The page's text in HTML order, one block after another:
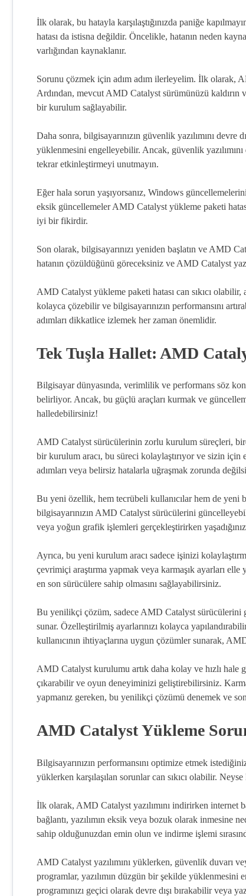
İlk olarak, bu hatayla karşılaştığınızda paniğe
hatası da istisna değildir. Öncelikle, hatanın neden
varlığından kaynaklanır.
Sorunu çözmek için adım adım ilerleyelim. İlk olarak,
Ardından, mevcut AMD Catalyst sürümünüzü kaldırın
bir kurulum sağlayabilir.
Daha sonra, bilgisayarınızın güvenlik yazılımını devre
yüklenmesini engelleyebilir. Ancak, güvenlik yazılımını
tekrar etkinleştirmeyi unutmayın.
Eğer hala sorun yaşıyorsanız, Windows
eksik güncellemeler AMD Catalyst yükleme paketi
iyi bir fikirdir.
Son olarak, bilgisayarınızı yeniden başlatın ve AMD
hatanın çözüldüğünü göreceksiniz ve AMD Catalyst
AMD Catalyst yükleme paketi hatası can sıkıcı
kolayca çözebilir ve bilgisayarınızın performansını
adımları dikkatlice izlemek her zaman önemlidir.
Tek Tuşla Hallet: AMD
Bilgisayar dünyasında, verimlilik ve performans söz
belirliyor. Ancak, bu güçlü araçları kurmak ve
halledebilirsiniz!
AMD Catalyst sürücülerinin zorlu kurulum süreçleri,
bir kurulum aracı, bu süreci kolaylaştırıyor ve sizin
adımları veya belirsiz hatalarla uğraşmak zorunda
Bu yeni özellik, hem tecrübeli kullanıcılar hem de
bilgisayarınızın AMD Catalyst sürücülerini
veya yoğun grafik işlemleri gerçekleştirirken
Ayrıca, bu yeni kurulum aracı sadece işinizi
çevrimiçi araştırma yapmak veya karmaşık ayarları
en son sürücülere sahip olmasını sağlayabilirsiniz.
Bu yenilikçi çözüm, sadece AMD Catalyst sürücülerini
sunar. Özelleştirilmiş ayarlarınızı kolayca
kullanıcının ihtiyaçlarına uygun çözümler sunarak,
AMD Catalyst kurulumu artık daha kolay ve hızlı hale
çıkarabilir ve oyun deneyiminizi geliştirebilirsiniz.
yapmanız gereken, bu yenilikçi çözümü denemek ve
AMD Catalyst Yükleme
Bilgisayarınızın performansını optimize etmek
yüklerken karşılaşılan sorunlar can sıkıcı olabilir.
İlk olarak, AMD Catalyst yazılımını indirirken internet
bağlantı, yazılımın eksik veya bozuk olarak inmesine
sahip olduğunuzdan emin olun ve indirme işlemi
AMD Catalyst yazılımını yüklerken, güvenlik duvarı
programlar, yazılımın düzgün bir şekilde
programınızı geçici olarak devre dışı bırakabilir veya